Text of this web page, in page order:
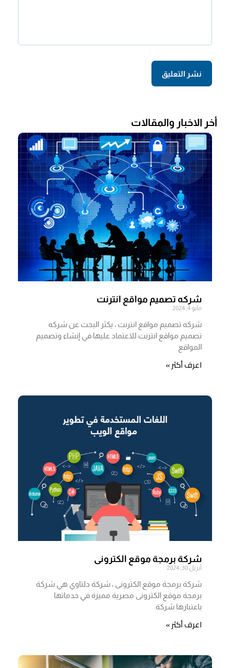
أخر الاخبار والمقالات
شركه تصميم مواقع انترنت
مايو 4, 2024
شركه تصميم مواقع انترنت ، يكثر البحث عن شركه
تصميم مواقع انترنت للاعتماد عليها في إنشاء وتصميم
المواقع
اعرف أكثر »
شركة برمجة موقع الكترونى
أبريل 30, 2024
شركة برمجة موقع الكترونى ، شركة دلتاوي هي شركة
برمجة موقع الكترونى مصرية مميزة في خدماتها
باعتبارها شركة
اعرف أكثر »